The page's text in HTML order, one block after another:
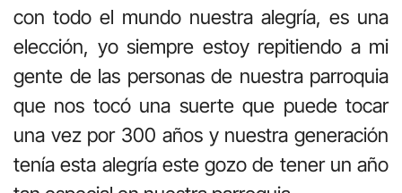
con todo el mundo nuestra alegría, es una
elección, yo siempre estoy repitiendo a mi
gente de las personas de nuestra parroquia
que nos tocó una suerte que puede tocar
una vez por 300 años y nuestra generación
tenía esta alegría este gozo de tener un año